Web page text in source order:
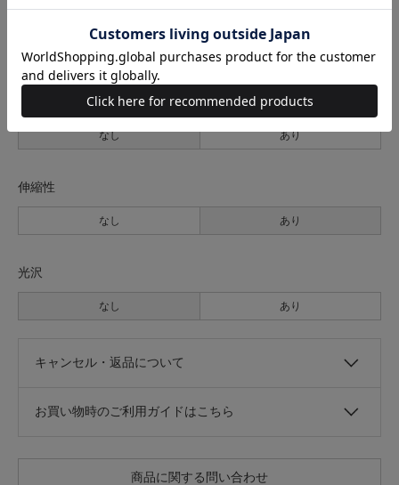
あり
なし あり
伸縮性
なし あり
光沢
なし あり
キャンセル・返品について
お買い物時のご利用ガイドはこちら
商品に関する問い合わせ